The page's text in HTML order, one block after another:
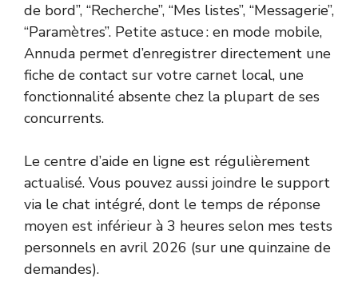
de bord”, “Recherche”, “Mes listes”, “Messagerie”,
“Paramètres”. Petite astuce : en mode mobile,
Annuda permet d’enregistrer directement une
fiche de contact sur votre carnet local, une
fonctionnalité absente chez la plupart de ses
concurrents.
Le centre d’aide en ligne est régulièrement
actualisé. Vous pouvez aussi joindre le support
via le chat intégré, dont le temps de réponse
moyen est inférieur à 3 heures selon mes tests
personnels en avril 2026 (sur une quinzaine de
demandes).